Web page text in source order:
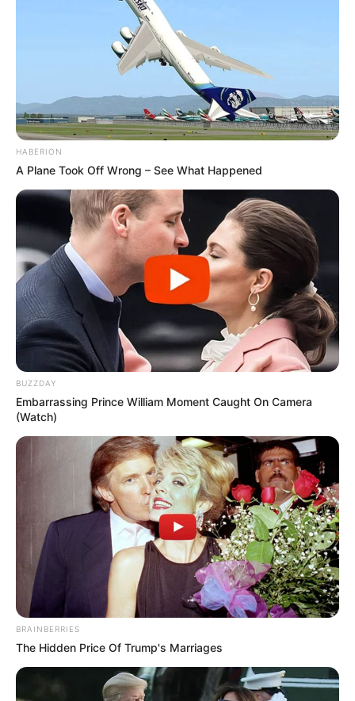
HABERION
A Plane Took Off Wrong – See What Happened
BUZZDAY
Embarrassing Prince William Moment Caught On Camera
(Watch)
BRAINBERRIES
The Hidden Price Of Trump's Marriages